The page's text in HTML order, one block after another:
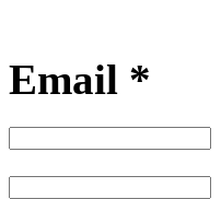
Email *